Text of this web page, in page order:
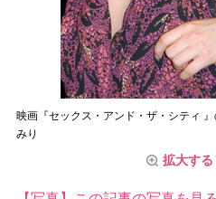
映画『セックス・アンド・ザ・シティ
みり
拡大する